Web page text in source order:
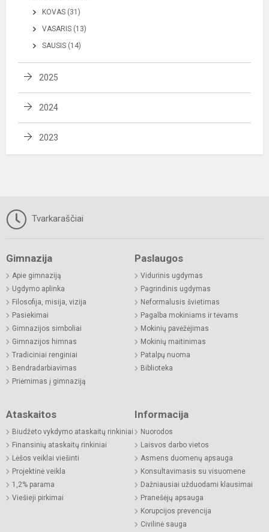
KOVAS (31)
VASARIS (13)
SAUSIS (14)
2025
2024
2023
Tvarkaraščiai
Gimnazija
Apie gimnaziją
Ugdymo aplinka
Filosofija, misija, vizija
Pasiekimai
Gimnazijos simboliai
Gimnazijos himnas
Tradiciniai renginiai
Bendradarbiavimas
Priėmimas į gimnaziją
Paslaugos
Vidurinis ugdymas
Pagrindinis ugdymas
Neformalusis švietimas
Pagalba mokiniams ir tėvams
Mokinių pavėžėjimas
Mokinių maitinimas
Patalpų nuoma
Biblioteka
Ataskaitos
Biudžeto vykdymo ataskaitų rinkiniai
Finansinių ataskaitų rinkiniai
Lėšos veiklai viešinti
Projektinė veikla
1,2% parama
Viešieji pirkimai
Informacija
Nuorodos
Laisvos darbo vietos
Asmens duomenų apsauga
Konsultavimasis su visuomene
Dažniausiai užduodami klausimai
Pranešėjų apsauga
Korupcijos prevencija
Civilinė sauga